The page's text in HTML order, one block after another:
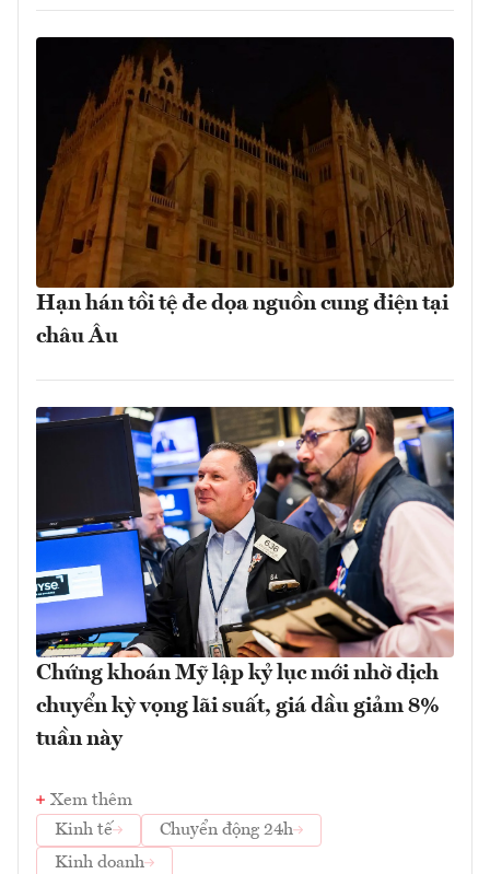
Hạn hán tồi tệ đe dọa nguồn cung điện tại
châu Âu
Chứng khoán Mỹ lập kỷ lục mới nhờ dịch
chuyển kỳ vọng lãi suất, giá dầu giảm 8%
tuần này
Xem thêm
Kinh tế
Chuyển động 24h
Kinh doanh